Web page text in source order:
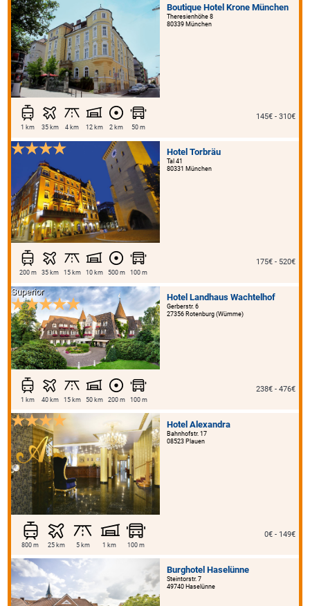
Boutique Hotel Krone München
Theresienhöhe 8
80339 München
1 km 35 km 4 km 12 km 2 km 50 m
145€ - 310€
Hotel Torbräu
Tal 41
80331 München
200 m 35 km 15 km 10 km 500 m 100 m
175€ - 520€
Hotel Landhaus Wachtelhof
Gerberstr. 6
27356 Rotenburg (Wümme)
Superior
1 km 40 km 15 km 50 km 200 m 100 m
238€ - 476€
Hotel Alexandra
Bahnhofstr. 17
08523 Plauen
800 m 25 km 5 km 1 km 100 m
0€ - 149€
Burghotel Haselünne
Steintorstr. 7
49740 Haselünne